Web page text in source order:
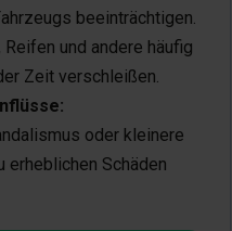
beeinträchtigen.
Reifen und andere häufig
Zeit verschleißen.
oder kleinere
erheblichen Schäden